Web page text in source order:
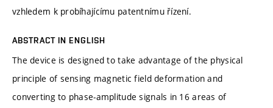
vzhledem k probíhajícímu patentnímu řízení.
ABSTRACT IN ENGLISH
The device is designed to take advantage of the physical
principle of sensing magnetic field deformation and
converting to phase-amplitude signals in 16 areas of